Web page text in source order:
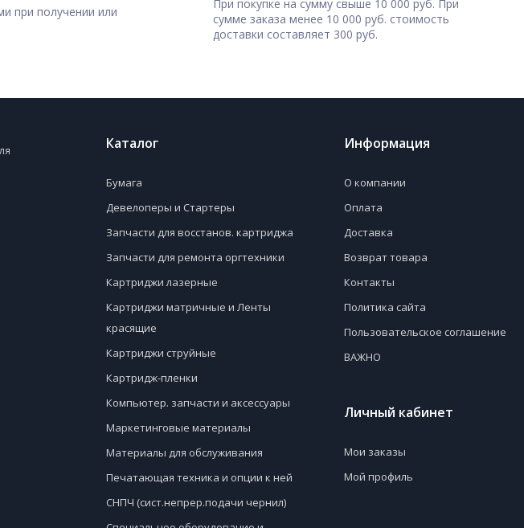
при получении или
При покупке на сумму свыше 10 000 руб. При
сумме заказа менее 10 000 руб. стоимость
доставки составляет 300 руб.
Каталог
Бумага
Девелоперы и Стартеры
Запчасти для восстанов. картриджа
Запчасти для ремонта оргтехники
Картриджи лазерные
Картриджи матричные и Ленты
красящие
Картриджи струйные
Картридж-пленки
Компьютер. запчасти и аксессуары
Маркетинговые материалы
Материалы для обслуживания
Печатающая техника и опции к ней
СНПЧ (сист.непрер.подачи чернил)
Информация
О компании
Оплата
Доставка
Возврат товара
Контакты
Политика сайта
Пользовательское соглашение
ВАЖНО
Личный кабинет
Мои заказы
Мой профиль